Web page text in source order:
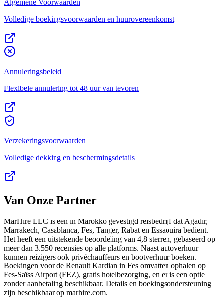
Algemene Voorwaarden
Volledige boekingsvoorwaarden en huurovereenkomst
Annuleringsbeleid
Flexibele annulering tot 48 uur van tevoren
Verzekeringsvoorwaarden
Volledige dekking en beschermingsdetails
Van Onze Partner
MarHire LLC is een in Marokko gevestigd reisbedrijf dat Agadir,
Marrakech, Casablanca, Fes, Tanger, Rabat en Essaouira bedient.
Het heeft een uitstekende beoordeling van 4,8 sterren, gebaseerd op
meer dan 3.550 recensies op alle platforms. Naast autoverhuur
kunnen reizigers ook privéchauffeurs en bootverhuur boeken.
Boekingen voor de Renault Kardian in Fes omvatten ophalen op
Fes-Saïss Airport (FEZ), gratis hotelbezorging, en er is een optie
zonder aanbetaling beschikbaar. Details en boekingsondersteuning
zijn beschikbaar op marhire.com.